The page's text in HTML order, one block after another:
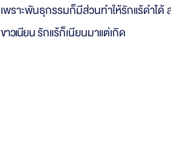
เพราะพันธุกรรมก็มีส่วนทำให้รักแร้ดำได้
ขาวเนียนรักแร้ก็เนียนมาแต่เกิด